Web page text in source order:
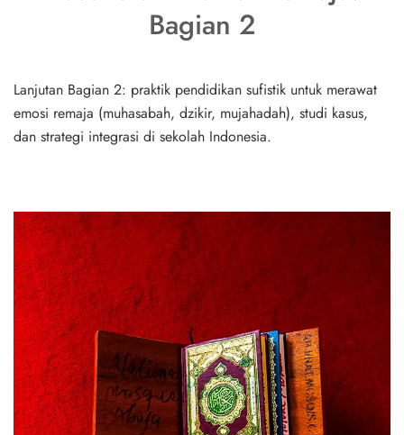
Bagian 2
Lanjutan Bagian 2: praktik pendidikan sufistik untuk merawat
emosi remaja (muhasabah, dzikir, mujahadah), studi kasus,
dan strategi integrasi di sekolah Indonesia.